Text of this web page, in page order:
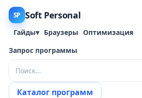
SP Soft Personal
Гайды▾ Браузеры Оптимизация
Запрос программы
Каталог программ